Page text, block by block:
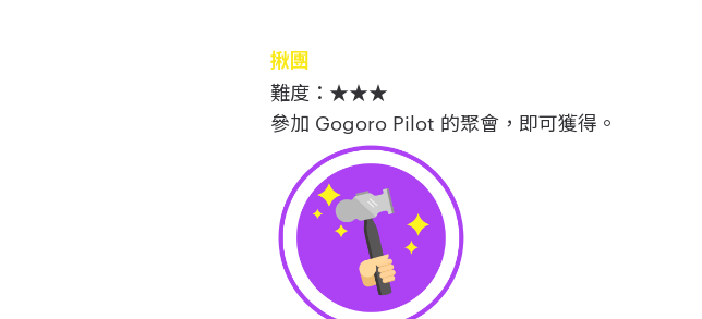
揪團
難度：★★★
參加 Gogoro Pilot 的聚會，即可獲得。